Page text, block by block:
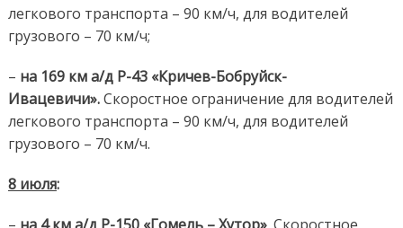
легкового транспорта – 90 км/ч, для водителей
грузового – 70 км/ч;
– на 169 км а/д Р-43 «Кричев-Бобруйск-
Ивацевичи».Скоростное ограничение для водителей
легкового транспорта – 90 км/ч, для водителей
грузового – 70 км/ч.
8 июля: